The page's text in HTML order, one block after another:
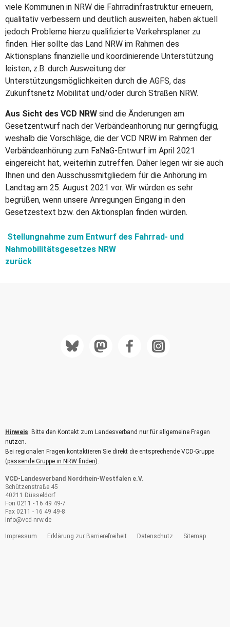
viele Kommunen in NRW die Fahrradinfrastruktur erneuern,
qualitativ verbessern und deutlich ausweiten, haben aktuell
jedoch Probleme hierzu qualifizierte Verkehrsplaner zu
finden. Hier sollte das Land NRW im Rahmen des
Aktionsplans finanzielle und koordinierende Unterstützung
leisten, z.B. durch Ausweitung der
Unterstützungsmöglichkeiten durch die AGFS, das
Zukunftsnetz Mobilität und/oder durch Straßen NRW.
Aus Sicht des VCD NRW sind die Änderungen am
Gesetzentwurf nach der Verbändeanhörung nur geringfügig,
weshalb die Vorschläge, die der VCD NRW im Rahmen der
Verbändeanhörung zum FaNaG-Entwurf im April 2021
eingereicht hat, weiterhin zutreffen. Daher legen wir sie auch
Ihnen und den Ausschussmitgliedern für die Anhörung im
Landtag am 25. August 2021 vor. Wir würden es sehr
begrüßen, wenn unsere Anregungen Eingang in den
Gesetzestext bzw. den Aktionsplan finden würden.
Stellungnahme zum Entwurf des Fahrrad- und
Nahmobilitätsgesetzes NRW
zurück
Hinweis: Bitte den Kontakt zum Landesverband nur für allgemeine Fragen
nutzen.
Bei regionalen Fragen kontaktieren Sie direkt die entsprechende VCD-Gruppe
(passende Gruppe in NRW finden).
VCD-Landesverband Nordrhein-Westfalen e.V.
Schützenstraße 45
40211 Düsseldorf
Fon 0211 - 16 49 49-7
Fax 0211 - 16 49 49-8
info@vcd-nrw.de
Impressum Erklärung zur Barrierefreiheit Datenschutz Sitemap